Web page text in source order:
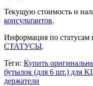
Текущую стоимость и
консультантов.
Информация по статусам
СТАТУСЫ.
Теги: Купить
бутылок (для 6 шт.) для
держатели